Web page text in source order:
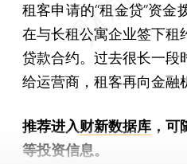
租客申请的“租金贷”资金
在与长租公寓企业签下租
贷款合约。过去很长一段
给运营商，租客再向金融
推荐进入财新数据库 ，
等投资信息。